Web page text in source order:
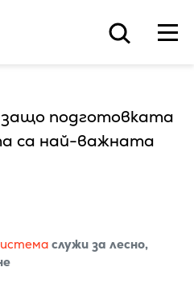
подготовката
са най-важната
служи за лесно,